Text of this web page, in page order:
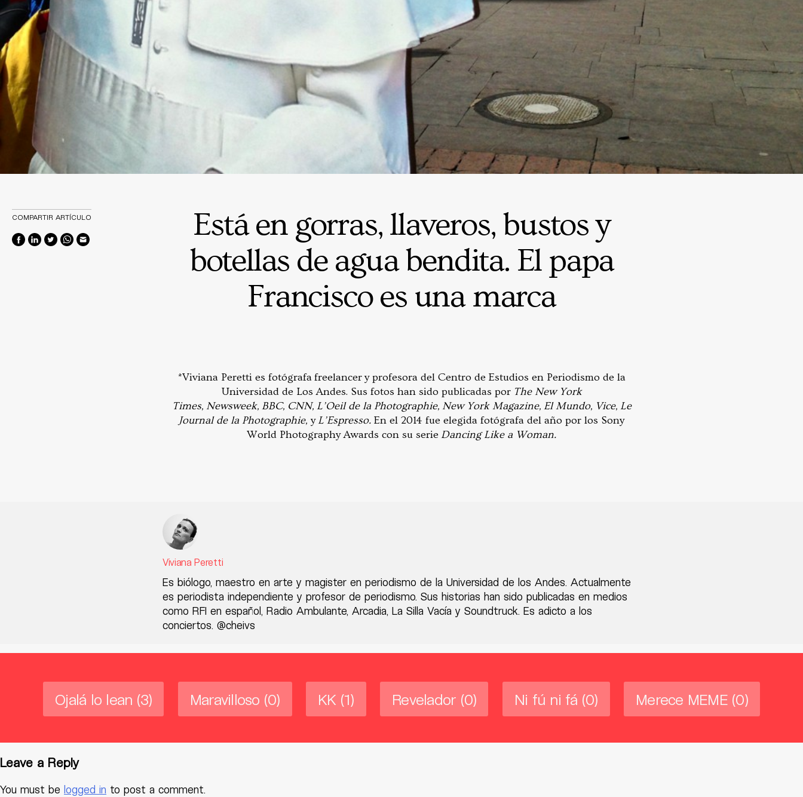
Está en gorras, llaveros, bustos y
botellas de agua bendita. El papa
Francisco es una marca
*Viviana Peretti es fotógrafa freelancer y profesora del Centro de Estudios en Periodismo de la
Universidad de Los Andes. Sus fotos han sido publicadas por The New York
Times, Newsweek, BBC, CNN, L’Oeil de la Photographie, New York Magazine, El Mundo, Vice, Le
Journal de la Photographie,yL’Espresso. En el 2014 fue elegida fotógrafa del año por los Sony
World Photography Awards con su serieDancing Like a Woman.
COMPARTIR ARTÍCULO
Viviana Peretti
Es biólogo, maestro en arte y magister en periodismo de la Universidad de los Andes. Actualmente
es periodista independiente y profesor de periodismo. Sus historias han sido publicadas en medios
como RFI en español, Radio Ambulante, Arcadia, La Silla Vacía y Soundtruck. Es adicto a los
conciertos. @cheivs
Ojalá lo lean (3) Maravilloso (0) KK (1) Revelador (0) Ni fú ni fá (0) Merece MEME (0)
Leave a Reply
You must be logged in to post a comment.